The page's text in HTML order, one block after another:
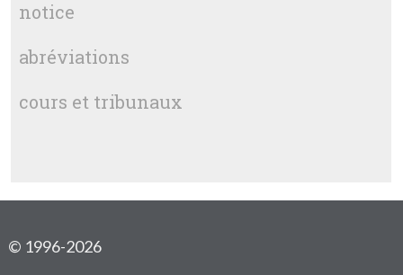
notice
abréviations
cours et tribunaux
© 1996-2026